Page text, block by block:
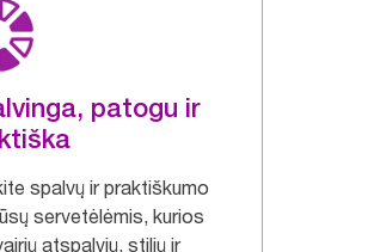
patogu ir
spalvų ir praktiškumo
servetėlėmis, kurios
atspalvių, stilių ir